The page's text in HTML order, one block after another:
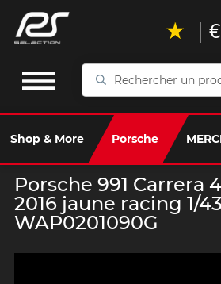
Rechercher
produit...
Shop & More Porsche
€
Porsche 991 Carrera
2016 jaune racing 1/
WAP0201090G